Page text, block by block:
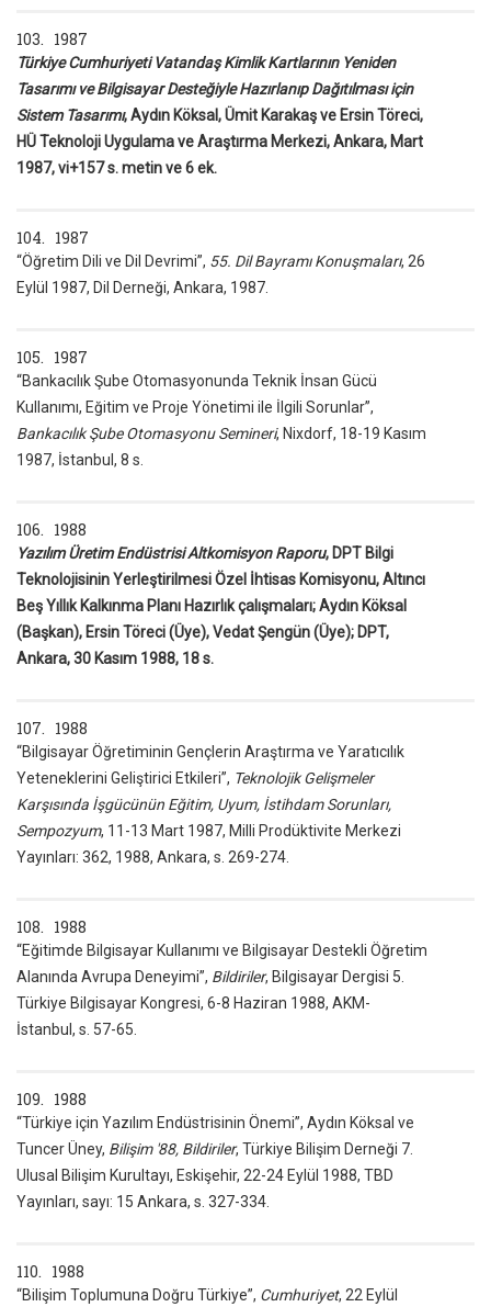
103. 1987
Türkiye Cumhuriyeti Vatandaş Kimlik Kartlarının Yeniden
Tasarımı ve Bilgisayar Desteğiyle Hazırlanıp Dağıtılması için
Sistem Tasarımı, Aydın Köksal, Ümit Karakaş ve Ersin Töreci,
HÜ Teknoloji Uygulama ve Araştırma Merkezi, Ankara, Mart
1987, vi+157 s. metin ve 6 ek.
104. 1987
“Öğretim Dili ve Dil Devrimi”, 55. Dil Bayramı Konuşmaları, 26
Eylül 1987, Dil Derneği, Ankara, 1987.
105. 1987
“Bankacılık Şube Otomasyonunda Teknik İnsan Gücü
Kullanımı, Eğitim ve Proje Yönetimi ile İlgili Sorunlar”,
Bankacılık Şube Otomasyonu Semineri, Nixdorf, 18-19 Kasım
1987, İstanbul, 8 s.
106. 1988
Yazılım Üretim Endüstrisi Altkomisyon Raporu, DPT Bilgi
Teknolojisinin Yerleştirilmesi Özel İhtisas Komisyonu, Altıncı
Beş Yıllık Kalkınma Planı Hazırlık çalışmaları; Aydın Köksal
(Başkan), Ersin Töreci (Üye), Vedat Şengün (Üye); DPT,
Ankara, 30 Kasım 1988, 18 s.
107. 1988
“Bilgisayar Öğretiminin Gençlerin Araştırma ve Yaratıcılık
Yeteneklerini Geliştirici Etkileri”, Teknolojik Gelişmeler
Karşısında İşgücünün Eğitim, Uyum, İstihdam Sorunları,
Sempozyum, 11-13 Mart 1987, Milli Prodüktivite Merkezi
Yayınları: 362, 1988, Ankara, s. 269-274.
108. 1988
“Eğitimde Bilgisayar Kullanımı ve Bilgisayar Destekli Öğretim
Alanında Avrupa Deneyimi”, Bildiriler, Bilgisayar Dergisi 5.
Türkiye Bilgisayar Kongresi, 6-8 Haziran 1988, AKM-
İstanbul, s. 57-65.
109. 1988
“Türkiye için Yazılım Endüstrisinin Önemi”, Aydın Köksal ve
Tuncer Üney, Bilişim '88, Bildiriler, Türkiye Bilişim Derneği 7.
Ulusal Bilişim Kurultayı, Eskişehir, 22-24 Eylül 1988, TBD
Yayınları, sayı: 15 Ankara, s. 327-334.
110. 1988
“Bilişim Toplumuna Doğru Türkiye”, Cumhuriyet, 22 Eylül